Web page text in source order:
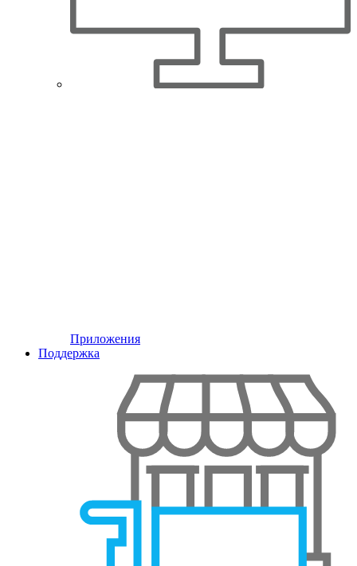
Приложения
Поддержка